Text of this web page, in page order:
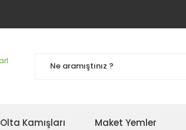
Olta Kamışları Maket Yemler